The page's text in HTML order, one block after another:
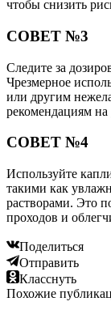
чтобы снизить
СОВЕТ №3
Следите за
Чрезмерное
или другим
рекомендациям на
СОВЕТ №4
Используйте
такими как
растворами. Это
проходов и
Поделиться
Отправить
Класснуть
Похожие